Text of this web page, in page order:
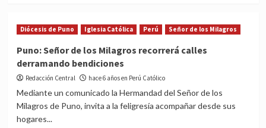
restauración
dos
iglesias
coloniales
en
para
el
Diócesis de Puno Iglesia Católica Perú Señor de los Milagros
Puno: Señor de los Milagros recorrerá calles
derramando bendiciones
Redacción Central hace 6 años en Perú Católico
Mediante un comunicado la Hermandad del Señor de los
Milagros de Puno, invita a la feligresía acompañar desde sus
hogares...